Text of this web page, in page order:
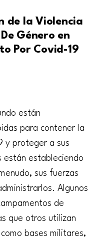
de la Violencia
Género en
Por Covid-19
están
para contener la
y proteger a sus
están estableciendo
sus fuerzas
Algunos
de
que otros utilizan
bases militares,